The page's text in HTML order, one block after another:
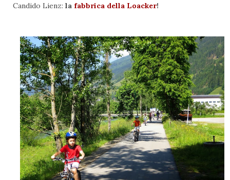
Candido Lienz: la fabbrica della Loacker!